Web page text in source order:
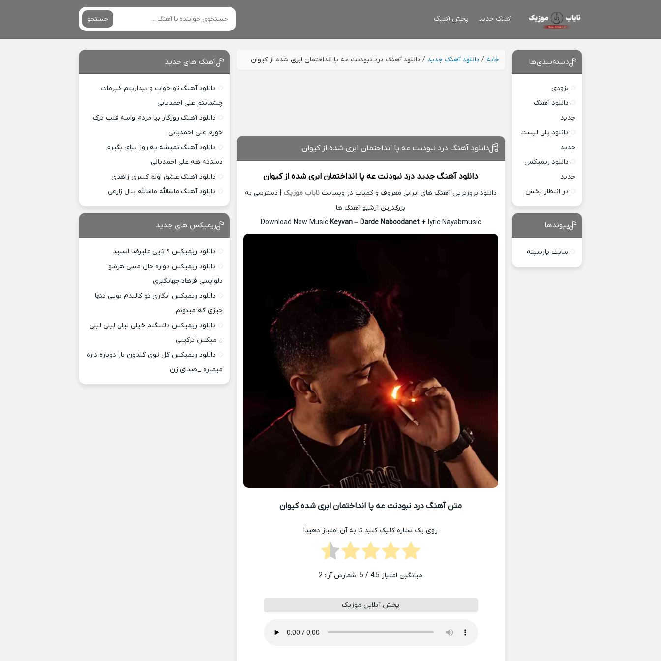
آهنگ جدید پخش آهنگ جستجو
خانه / دانلود آهنگ جدید / دانلود آهنگ درد نبودنت عه پا انداختمان ابری شده از کیوان
دانلود آهنگ درد نبودنت عه پا انداختمان ابری شده از کیوان
دانلود آهنگ جدید درد نبودنت عه پا انداختمان ابری شده ازکیوان
دانلود بروزترین آهنگ های ایرانی معروف و کمیاب در وبسایتنایاب موزیک | دسترسی به
بزرگترین آرشیو آهنگ ها
Download New Music Keyvan– Darde Naboodanet+ lyric Nayabmusic
متن آهنگ درد نبودنت عه پا انداختمان ابری شده کیوان
روی یک ستاره کلیک کنید تا به آن امتیاز دهید!
میانگین امتیاز 4.5 / 5. شمارش آرا: 2
پخش آنلاین موزیک
دسته‌بندی‌ها
بزودی
دانلود آهنگ
جدید
دانلود پلی لیست
جدید
دانلود ریمیکس
جدید
در انتظار پخش
پیوندها
سایت پارسینه
آهنگ های جدید
دانلود آهنگ تو خواب و بیداریتم خیرمات
چشمانتم علی احمدیانی
دانلود آهنگ روزگار بیا مردم واسه قلب ترک
خورم علی احمدیانی
دانلود آهنگ نمیشه یه روز بیای بگیرم
دستاته هه علی احمدیانی
دانلود آهنگ عشق اولم کسری زاهدی
دانلود آهنگ ماشالله ماشالله بلال زارعی
ریمیکس های جدید
دانلود ریمیکس ۹ تایی علیرضا اسپید
دانلود ریمیکس دواره حال مسی هرشو
دلواپسی فرهاد جهانگیری
دانلود ریمیکس انگاری تو کالبدم تویی تنها
چیزی که میتونم
دانلود ریمیکس دلتنگتم خیلی لیلی لیلی لیلی
_ میکس ترکیبی
دانلود ریمیکس گل توی گلدون باز دوباره داره
میمیره _صدای زن